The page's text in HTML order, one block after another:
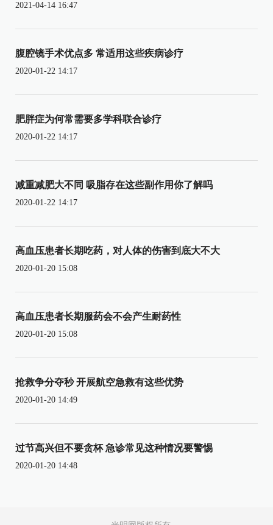
2021-04-14 16:47
腹腔镜手术优点多 常适用这些疾病诊疗
2020-01-22 14:17
肥胖症为何常需要多学科联合诊疗
2020-01-22 14:17
减重减肥大不同 吸脂存在这些副作用你了解吗
2020-01-22 14:17
高血压患者长期吃药，对人体的伤害到底大不大
2020-01-20 15:08
高血压患者长期服药会不会产生耐药性
2020-01-20 15:08
抢救争分夺秒 开展航空急救有这些优势
2020-01-20 14:49
过节高兴但不要贪杯 急诊常见这种情况要警惕
2020-01-20 14:48